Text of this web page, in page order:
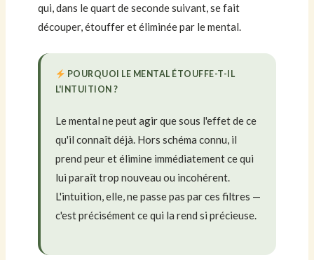
qui, dans le quart de seconde suivant, se fait
découper, étouffer et éliminée par le mental.
POURQUOI LE MENTAL ÉTOUFFE-T-IL
L'INTUITION ?
Le mental ne peut agir que sous l'effet de ce
qu'il connaît déjà. Hors schéma connu, il
prend peur et élimine immédiatement ce qui
lui paraît trop nouveau ou incohérent.
L'intuition, elle, ne passe pas par ces filtres —
c'est précisément ce qui la rend si précieuse.